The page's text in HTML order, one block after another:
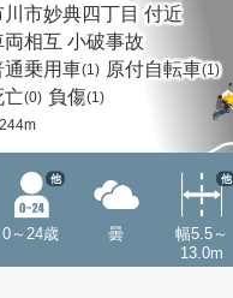
川市妙典四丁目 付近
両相互 小破事故
通乗用車(1) 原付自転車(1)
亡(0) 負傷(1)
244m
0～24歳
他
曇
幅5.5～
13.0m
他